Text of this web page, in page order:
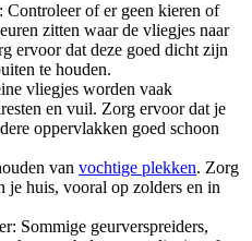
Controleer of er geen kieren of
zitten waar de vliegjes naar
ervoor dat deze goed dicht zijn
te houden.
vliegjes worden vaak
en vuil. Zorg ervoor dat je
oppervlakken goed schoon
van vochtige plekken. Zorg
je huis, vooral op zolders en in
Sommige geurverspreiders,